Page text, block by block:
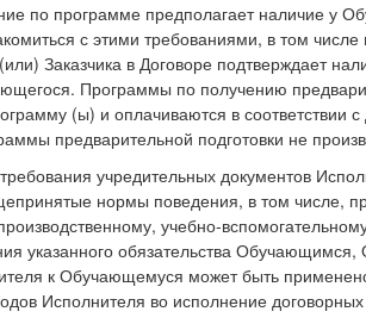
по программе предполагает наличие у
с этими требованиями, в том
Заказчика в Договоре подтверждает
Программы по получению
(ы) и оплачиваются в соответствии
предварительной подготовки не
учредительных документов
нормы поведения, в том числе,
учебно-
указанного обязательства
к Обучающемуся может быть
Исполнителя во исполнение